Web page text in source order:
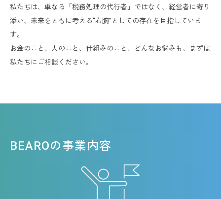
私たちは、単なる「税務処理の代行者」ではなく、経営者に寄り
添い、未来をともに考える“右腕”としての存在を目指していま
す。
お金のこと、人のこと、仕組みのこと、どんなお悩みも、まずは
私たちにご相談ください。
BEAROの事業内容